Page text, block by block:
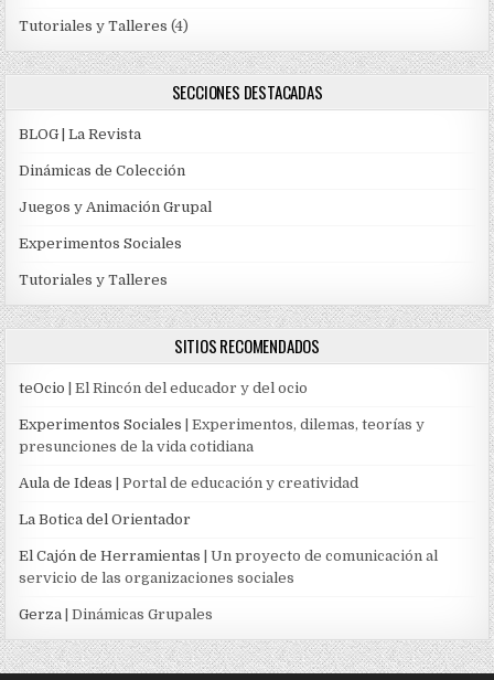
Tutoriales y Talleres (4)
SECCIONES DESTACADAS
BLOG | La Revista
Dinámicas de Colección
Juegos y Animación Grupal
Experimentos Sociales
Tutoriales y Talleres
SITIOS RECOMENDADOS
teOcio | El Rincón del educador y del ocio
Experimentos Sociales | Experimentos, dilemas, teorías y
presunciones de la vida cotidiana
Aula de Ideas | Portal de educación y creatividad
La Botica del Orientador
El Cajón de Herramientas | Un proyecto de comunicación al
servicio de las organizaciones sociales
Gerza | Dinámicas Grupales